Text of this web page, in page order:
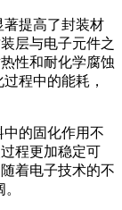
提高了封装材
层与电子元件之
性和耐化学腐蚀
程中的能耗，
的固化作用不
程更加稳定可
着电子技术的不